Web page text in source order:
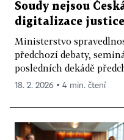
Soudy nejsou
digitalizace
Ministerstvo
předchozí debaty,
posledních dekádě
18. 2. 2026 ▪ 4 min. čtení